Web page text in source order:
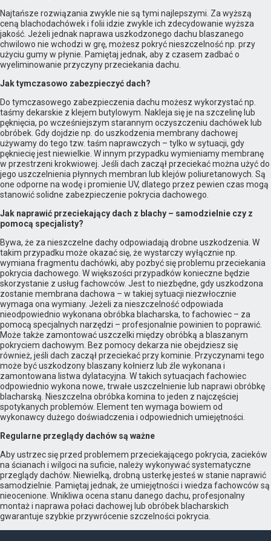
Najtańsze rozwiązania zwykle nie są tymi najlepszymi. Za wyższą
ceną blachodachówek i folii idzie zwykle ich zdecydowanie wyższa
jakość. Jeżeli jednak naprawa uszkodzonego dachu blaszanego
chwilowo nie wchodzi w grę, możesz pokryć nieszczelność np. przy
użyciu gumy w płynie. Pamiętaj jednak, aby z czasem zadbać o
wyeliminowanie przyczyny przeciekania dachu.
Jak tymczasowo zabezpieczyć dach?
Do tymczasowego zabezpieczenia dachu możesz wykorzystać np.
taśmy dekarskie z klejem butylowym. Nakleja się je na szczelinę lub
pęknięcia, po wcześniejszym starannym oczyszczeniu dachówek lub
obróbek. Gdy dojdzie np. do uszkodzenia membrany dachowej
używamy do tego tzw. taśm naprawczych – tylko w sytuacji, gdy
pękniecię jest niewielkie. W innym przypadku wymieniamy membranę
w przestrzeni krokwiowej. Jeśli dach zaczął przeciekać można użyć do
jego uszczelnienia płynnych membran lub klejów poliuretanowych. Są
one odporne na wodę i promienie UV, dlatego przez pewien czas mogą
stanowić solidne zabezpieczenie pokrycia dachowego.
Jak naprawić przeciekający dach z blachy – samodzielnie czy z
pomocą specjalisty?
Bywa, że za nieszczelne dachy odpowiadają drobne uszkodzenia. W
takim przypadku może okazać się, że wystarczy wyłącznie np.
wymiana fragmentu dachówki, aby pozbyć się problemu przeciekania
pokrycia dachowego. W większości przypadków konieczne będzie
skorzystanie z usług fachowców. Jest to niezbędne, gdy uszkodzona
zostanie membrana dachowa – w takiej sytuacji niezwłocznie
wymaga ona wymiany. Jeżeli za nieszczelność odpowiada
nieodpowiednio wykonana obróbka blacharska, to fachowiec – za
pomocą specjalnych narzędzi – profesjonalnie powinien to poprawić.
Może także zamontować uszczelki między obróbką a blaszanym
pokryciem dachowym. Bez pomocy dekarza nie obejdziesz się
również, jeśli dach zaczął przeciekać przy kominie. Przyczynami tego
może być uszkodzony blaszany kołnierz lub źle wykonana i
zamontowana listwa dylatacyjna. W takich sytuacjach fachowiec
odpowiednio wykona nowe, trwałe uszczelnienie lub naprawi obróbkę
blacharską. Nieszczelna obróbka komina to jeden z najczęściej
spotykanych problemów. Element ten wymaga bowiem od
wykonawcy dużego doświadczenia i odpowiednich umiejętności.
Regularne przeglądy dachów są ważne
Aby ustrzec się przed problemem przeciekającego pokrycia, zacieków
na ścianach i wilgoci na suficie, należy wykonywać systematyczne
przeglądy dachów. Niewielką, drobną usterkę jesteś w stanie naprawić
samodzielnie. Pamiętaj jednak, że umiejętności i wiedza fachowców są
nieocenione. Wnikliwa ocena stanu danego dachu, profesjonalny
montaż i naprawa połaci dachowej lub obróbek blacharskich
gwarantuje szybkie przywrócenie szczelności pokrycia.